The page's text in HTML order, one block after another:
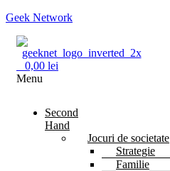
Geek Network
0,00 lei
Menu
Second
Hand
Jocuri de societate
Strategie
Familie